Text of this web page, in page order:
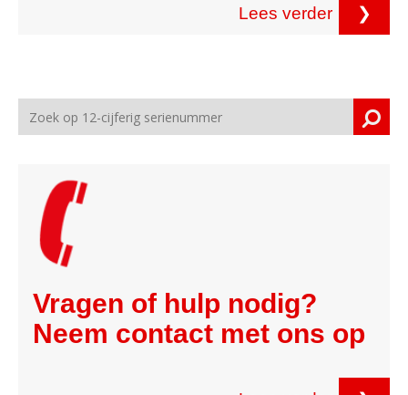
Lees verder ❯
Vragen of hulp nodig?
Neem contact met ons op